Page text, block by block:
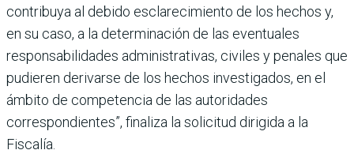
contribuya al debido esclarecimiento de los hechos y,
en su caso, a la determinación de las eventuales
responsabilidades administrativas, civiles y penales que
pudieren derivarse de los hechos investigados, en el
ámbito de competencia de las autoridades
correspondientes”, finaliza la solicitud dirigida a la
Fiscalía.